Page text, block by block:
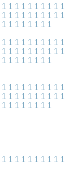
1 1 1 1 1 1 1 1 1 1
1 1 1 1 1 1 1 1 1 1
1 1 1 1 1 1 1 1
1 1 1 1 1 1 1 1 1 1
1 1 1 1 1 1 1 1 1 1
1 1 1 1 1 1 1 1
1 1 1 1 1 1 1 1 1 1
1 1 1 1 1 1 1 1 1 1
1 1 1 1 1 1 1 1
1 1 1 1 1 1 1 1 1 1